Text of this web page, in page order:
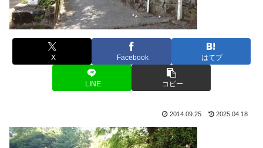
X Facebook はてブ
LINE コピー
2014.09.25 2025.04.18